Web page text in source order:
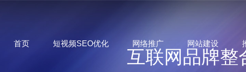
首页 短视频SEO优化 网络推广 网站建设
互联网品牌整